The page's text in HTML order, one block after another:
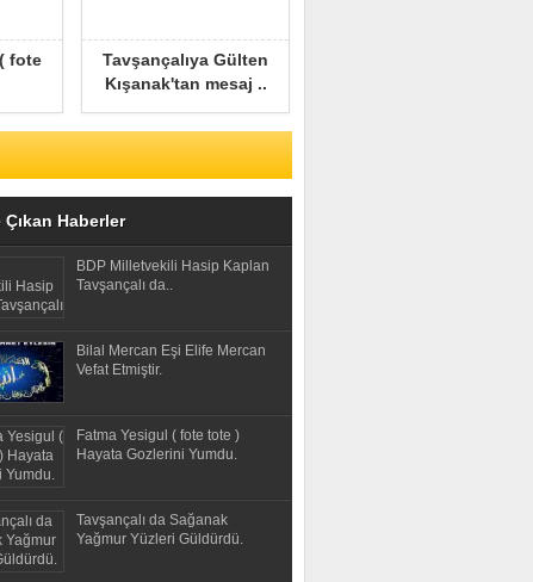
fote
Tavşançalıya Gülten
Kışanak'tan mesaj ..
Çıkan Haberler
BDP Milletvekili Hasip Kaplan
Tavşançalı da..
Bilal Mercan Eşi Elife Mercan
Vefat Etmiştir.
Fatma Yesigul ( fote tote )
Hayata Gozlerini Yumdu.
Tavşançalı da Sağanak
Yağmur Yüzleri Güldürdü.